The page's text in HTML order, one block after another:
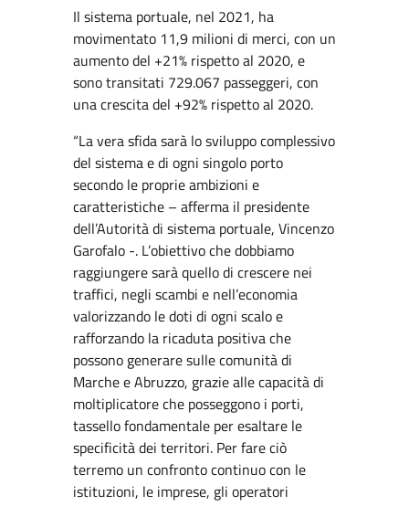
Il sistema portuale, nel 2021, ha
movimentato 11,9 milioni di merci, con un
aumento del +21% rispetto al 2020, e
sono transitati 729.067 passeggeri, con
una crescita del +92% rispetto al 2020.
“La vera sfida sarà lo sviluppo complessivo
del sistema e di ogni singolo porto
secondo le proprie ambizioni e
caratteristiche – afferma il presidente
dell’Autorità di sistema portuale, Vincenzo
Garofalo -. L’obiettivo che dobbiamo
raggiungere sarà quello di crescere nei
traffici, negli scambi e nell’economia
valorizzando le doti di ogni scalo e
rafforzando la ricaduta positiva che
possono generare sulle comunità di
Marche e Abruzzo, grazie alle capacità di
moltiplicatore che posseggono i porti,
tassello fondamentale per esaltare le
specificità dei territori. Per fare ciò
terremo un confronto continuo con le
istituzioni, le imprese, gli operatori